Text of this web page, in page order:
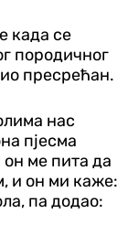
када се
породичног
пресрећан.
нас
пјесма
он ме пита да
и он ми каже:
па додао: